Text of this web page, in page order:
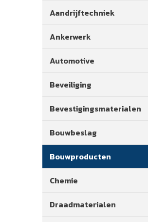
Aandrijftechniek
Ankerwerk
Automotive
Beveiliging
Bevestigingsmaterialen
Bouwbeslag
Bouwproducten
Chemie
Draadmaterialen